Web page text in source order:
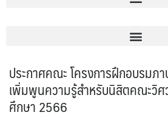
ประกาศคณะ โครงการฝึกอบรมภ
เพิ่มพูนความรู้สำหรับนิสิตคณะวิศ
ศึกษา 2566